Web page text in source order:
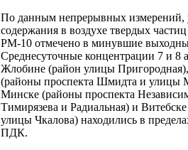
По данным непрерывных измерений,
содержания в воздухе твердых
РМ-10 отмечено в минувшие
Среднесуточные концентрации 7 и 8
Жлобине (район улицы
(районы проспекта Шмидта и улицы
Минске (районы проспекта
Тимирязева и Радиальная) и
улицы Чкалова) находились в
ПДК.